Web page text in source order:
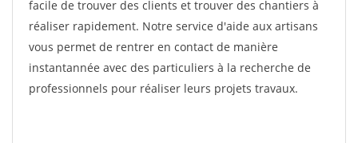
facile de trouver des clients et trouver des chantiers à
réaliser rapidement. Notre service d'aide aux artisans
vous permet de rentrer en contact de manière
instantannée avec des particuliers à la recherche de
professionnels pour réaliser leurs projets travaux.